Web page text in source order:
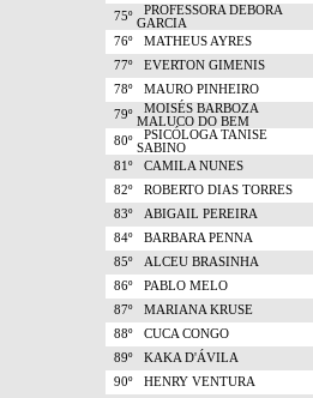
75º
PROFESSORA DEBORA
GARCIA
76º
MATHEUS AYRES
77º
EVERTON GIMENIS
78º
MAURO PINHEIRO
79º
MOISÉS BARBOZA
MALUCO DO BEM
80º
PSICÓLOGA TANISE
SABINO
81º
CAMILA NUNES
82º
ROBERTO DIAS TORRES
83º
ABIGAIL PEREIRA
84º
BARBARA PENNA
85º
ALCEU BRASINHA
86º
PABLO MELO
87º
MARIANA KRUSE
88º
CUCA CONGO
89º
KAKA D'ÁVILA
90º
HENRY VENTURA